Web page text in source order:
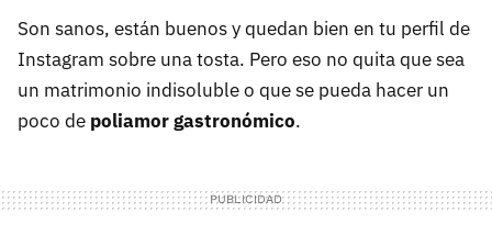
Son sanos, están buenos y quedan bien en tu perfil de
Instagram sobre una tosta. Pero eso no quita que sea
un matrimonio indisoluble o que se pueda hacer un
poco de poliamor gastronómico.